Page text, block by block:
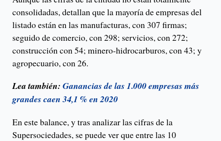
consolidadas, detallan que la mayoría de empresas del
listado están en las manufacturas, con 307 firmas;
seguido de comercio, con 298; servicios, con 272;
construcción con 54; minero-hidrocarburos, con 43; y
agropecuario, con 26.
Lea también: Ganancias de las 1.000 empresas más
grandes caen 34,1 % en 2020
En este balance, y tras analizar las cifras de la
Supersociedades, se puede ver que entre las 10